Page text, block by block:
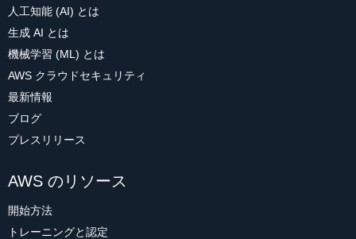
人工知能 (AI) とは
生成 AI とは
機械学習 (ML) とは
AWS クラウドセキュリティ
最新情報
ブログ
プレスリリース
AWS のリソース
開始方法
トレーニングと認定